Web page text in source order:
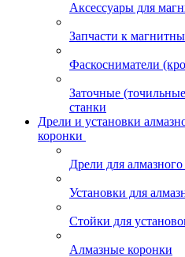
Аксессуары для
Запчасти к
Фаскосниматели
Заточные
станки
Дрели и установки
коронки
Дрели для
Установки для
Стойки для
Алмазные коронки